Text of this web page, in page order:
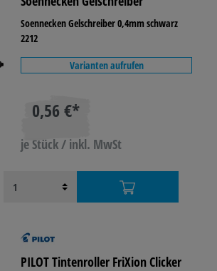
Soennecken Gelschreiber 0,4mm schwarz
2212
Varianten aufrufen
0,56 €*
je Stück / inkl. MwSt
PILOT Tintenroller FriXion Clicker